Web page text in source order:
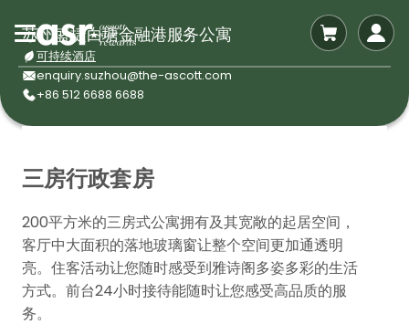
苏州盛捷白塘金融港服务公寓
可持续酒店
enquiry.suzhou@the-ascott.com
+86 512 6688 6688
三房行政套房
200平方米的三房式公寓拥有及其宽敞的起居空间，
客厅中大面积的落地玻璃窗让整个空间更加通透明
亮。住客活动让您随时感受到雅诗阁多姿多彩的生活
方式。前台24小时接待能随时让您感受高品质的服
务。